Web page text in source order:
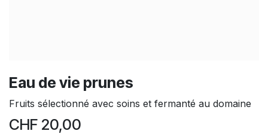
Eau de vie prunes
Fruits sélectionné avec soins et fermanté au domaine
CHF 20,00